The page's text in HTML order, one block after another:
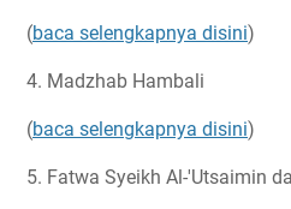
(baca selengkapnya disini)
4. Madzhab Hambali
(baca selengkapnya disini)
5. Fatwa Syeikh Al-'Utsaimin